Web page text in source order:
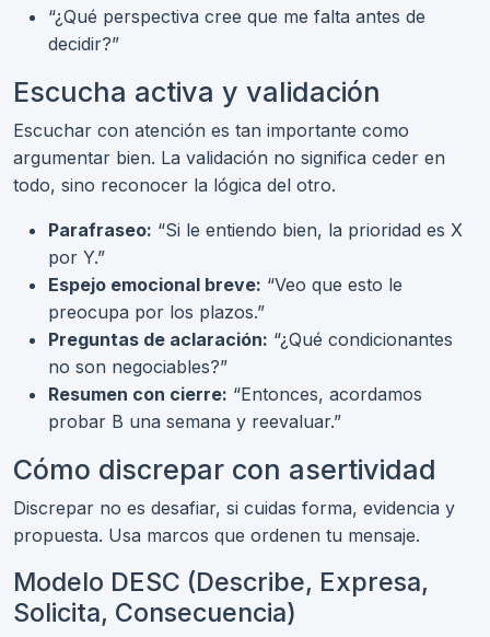
“¿Qué perspectiva cree que me falta antes de
decidir?”
Escucha activa y validación
Escuchar con atención es tan importante como
argumentar bien. La validación no significa ceder en
todo, sino reconocer la lógica del otro.
Parafraseo: “Si le entiendo bien, la prioridad es X
por Y.”
Espejo emocional breve: “Veo que esto le
preocupa por los plazos.”
Preguntas de aclaración: “¿Qué condicionantes
no son negociables?”
Resumen con cierre: “Entonces, acordamos
probar B una semana y reevaluar.”
Cómo discrepar con asertividad
Discrepar no es desafiar, si cuidas forma, evidencia y
propuesta. Usa marcos que ordenen tu mensaje.
Modelo DESC (Describe, Expresa,
Solicita, Consecuencia)